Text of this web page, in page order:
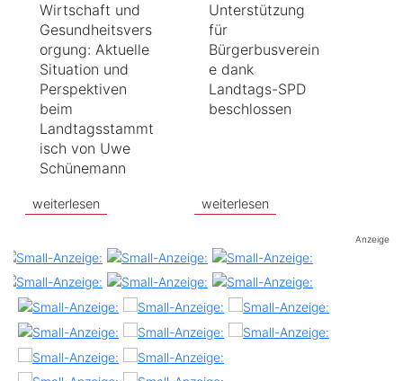
Wirtschaft und
Gesundheitsvers
orgung: Aktuelle
Situation und
Perspektiven
beim
Landtagsstammt
isch von Uwe
Schünemann
weiterlesen
Unterstützung
für
Bürgerbusverein
e dank
Landtags-SPD
beschlossen
weiterlesen
Anzeige